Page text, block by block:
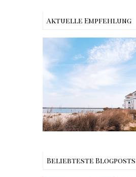
Aktuelle Empfehlung
Reisen -
Beliebteste Blogposts